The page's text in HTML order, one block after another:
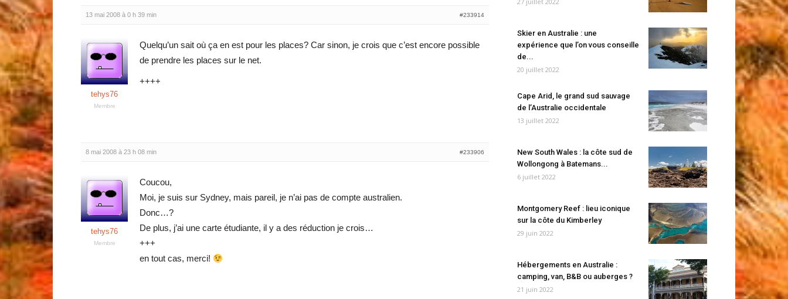
13 mai 2008 à 0 h 39 min #233914
tehys76
Membre
Quelqu’un sait où ça en est pour les places? Car sinon, je crois que c’est encore possible
de prendre les places sur le net.
++++
8 mai 2008 à 23 h 08 min #233906
tehys76
Membre
Coucou,
Moi, je suis sur Sydney, mais pareil, je n’ai pas de compte australien.
Donc…?
De plus, j’ai une carte étudiante, il y a des réduction je crois…
+++
en tout cas, merci!
Skier en Australie : une
expérience que l’on vous conseille
de...
20 juillet 2022
Cape Arid, le grand sud sauvage
de l’Australie occidentale
13 juillet 2022
New South Wales : la côte sud de
Wollongong à Batemans...
6 juillet 2022
Montgomery Reef : lieu iconique
sur la côte du Kimberley
29 juin 2022
Hébergements en Australie :
camping, van, B&B ou auberges ?
21 juin 2022